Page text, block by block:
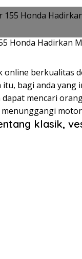
Honda Hadirkan
online berkualitas
itu, bagi anda
mencari
klasik,